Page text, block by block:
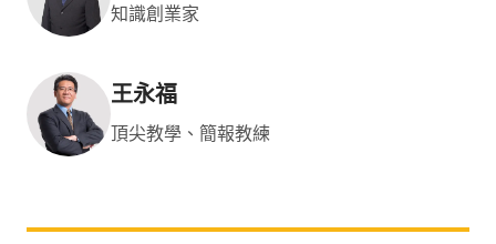
知識創業家
王永福
頂尖教學、簡報教練